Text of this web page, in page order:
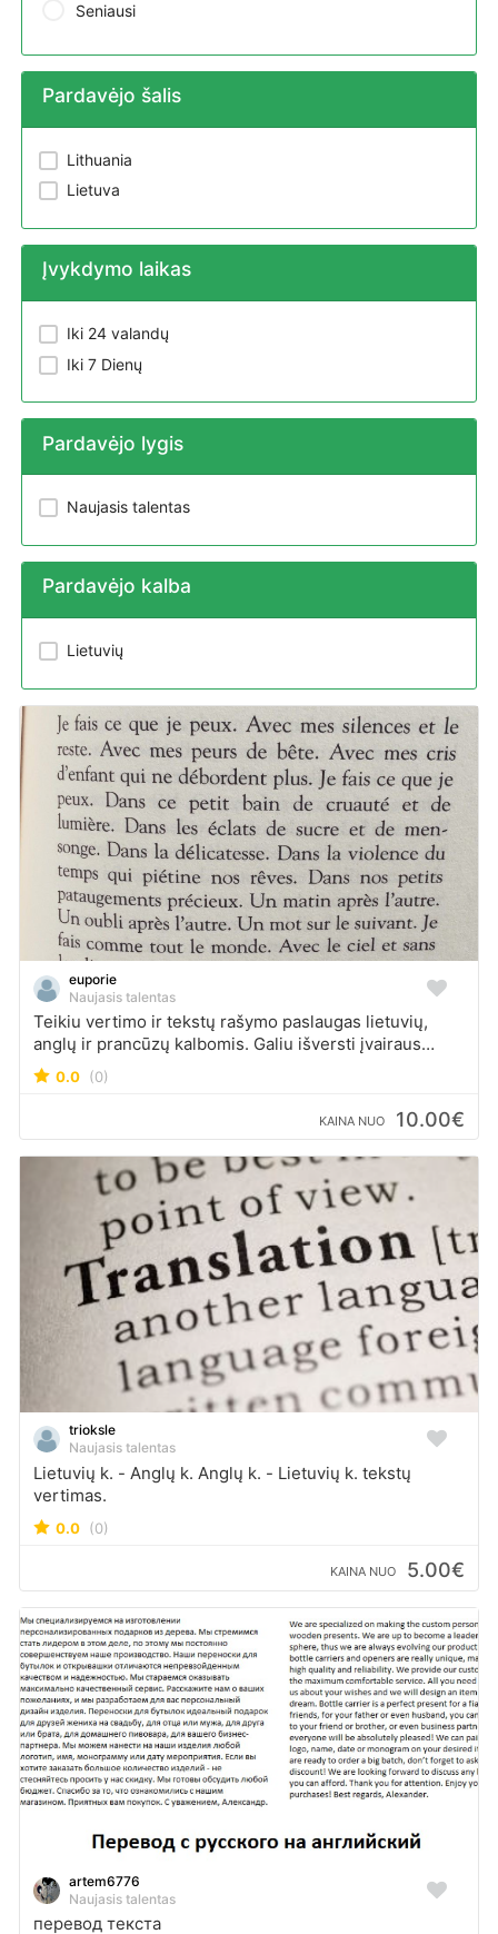
Seniausi
Pardavėjo šalis
Lithuania
Lietuva
Įvykdymo laikas
Iki 24 valandų
Iki 7 Dienų
Pardavėjo lygis
Naujasis talentas
Pardavėjo kalba
Lietuvių
euporie
Naujasis talentas
Teikiu vertimo ir tekstų rašymo paslaugas lietuvių,
anglų ir prancūzų kalbomis. Galiu išversti įvairaus
pobūdžio tekstus, užtikrindama aiškumą ir tikslumą.
0.0 (0)
KAINA NUO 10.00€
trioksle
Naujasis talentas
Lietuvių k. - Anglų k. Anglų k. - Lietuvių k. tekstų
vertimas.
0.0 (0)
KAINA NUO 5.00€
artem6776
Naujasis talentas
перевод текста